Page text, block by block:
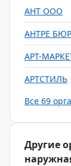
АНТ ООО
АНТРЕ
АРТ-
АРТСТИЛЬ
Все 69
Другие